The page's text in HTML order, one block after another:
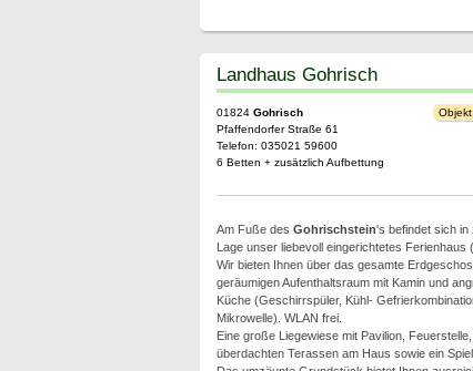
Landhaus Gohrisch
01824 Gohrisch
Pfaffendorfer Straße 61
Telefon: 035021 59600
6 Betten + zusätzlich Aufbettung
Am Fuße des Gohrischstein's befindet sich in
Lage unser liebevoll eingerichtetes Ferienhaus
Wir bieten Ihnen über das gesamte
geräumigen Aufenthaltsraum mit Kamin und
Küche (Geschirrspüler, Kühl-
Mikrowelle). WLAN frei.
Eine große Liegewiese mit Pavilion,
überdachten Terassen am Haus sowie ein